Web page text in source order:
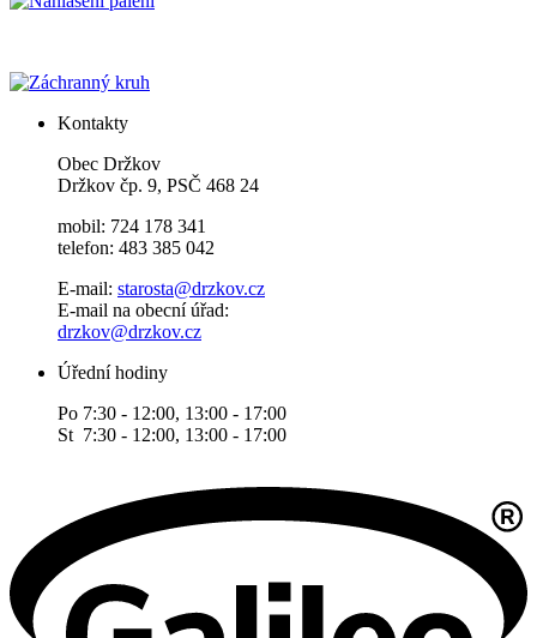
Kontakty
Obec Držkov
Držkov čp. 9, PSČ 468 24
mobil: 724 178 341
telefon: 483 385 042
E-mail: starosta@drzkov.cz
E-mail na obecní úřad:
drzkov@drzkov.cz
Úřední hodiny
Po 7:30 - 12:00, 13:00 - 17:00
St 7:30 - 12:00, 13:00 - 17:00